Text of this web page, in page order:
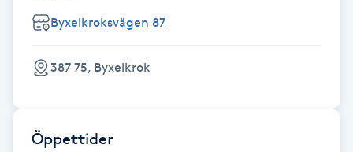
Funktionsanalys
Byxelkroksvägen 87
387 75, Byxelkrok
Öppettider